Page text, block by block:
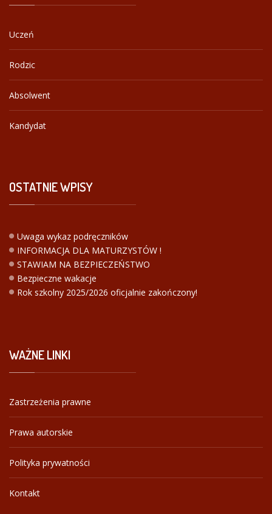
Uczeń
Rodzic
Absolwent
Kandydat
OSTATNIEWPISY
Uwaga wykaz podręczników
INFORMACJA DLA MATURZYSTÓW !
STAWIAM NA BEZPIECZEŃSTWO
Bezpieczne wakacje
Rok szkolny 2025/2026 oficjalnie zakończony!
WAŻNELINKI
Zastrzeżenia prawne
Prawa autorskie
Polityka prywatności
Kontakt